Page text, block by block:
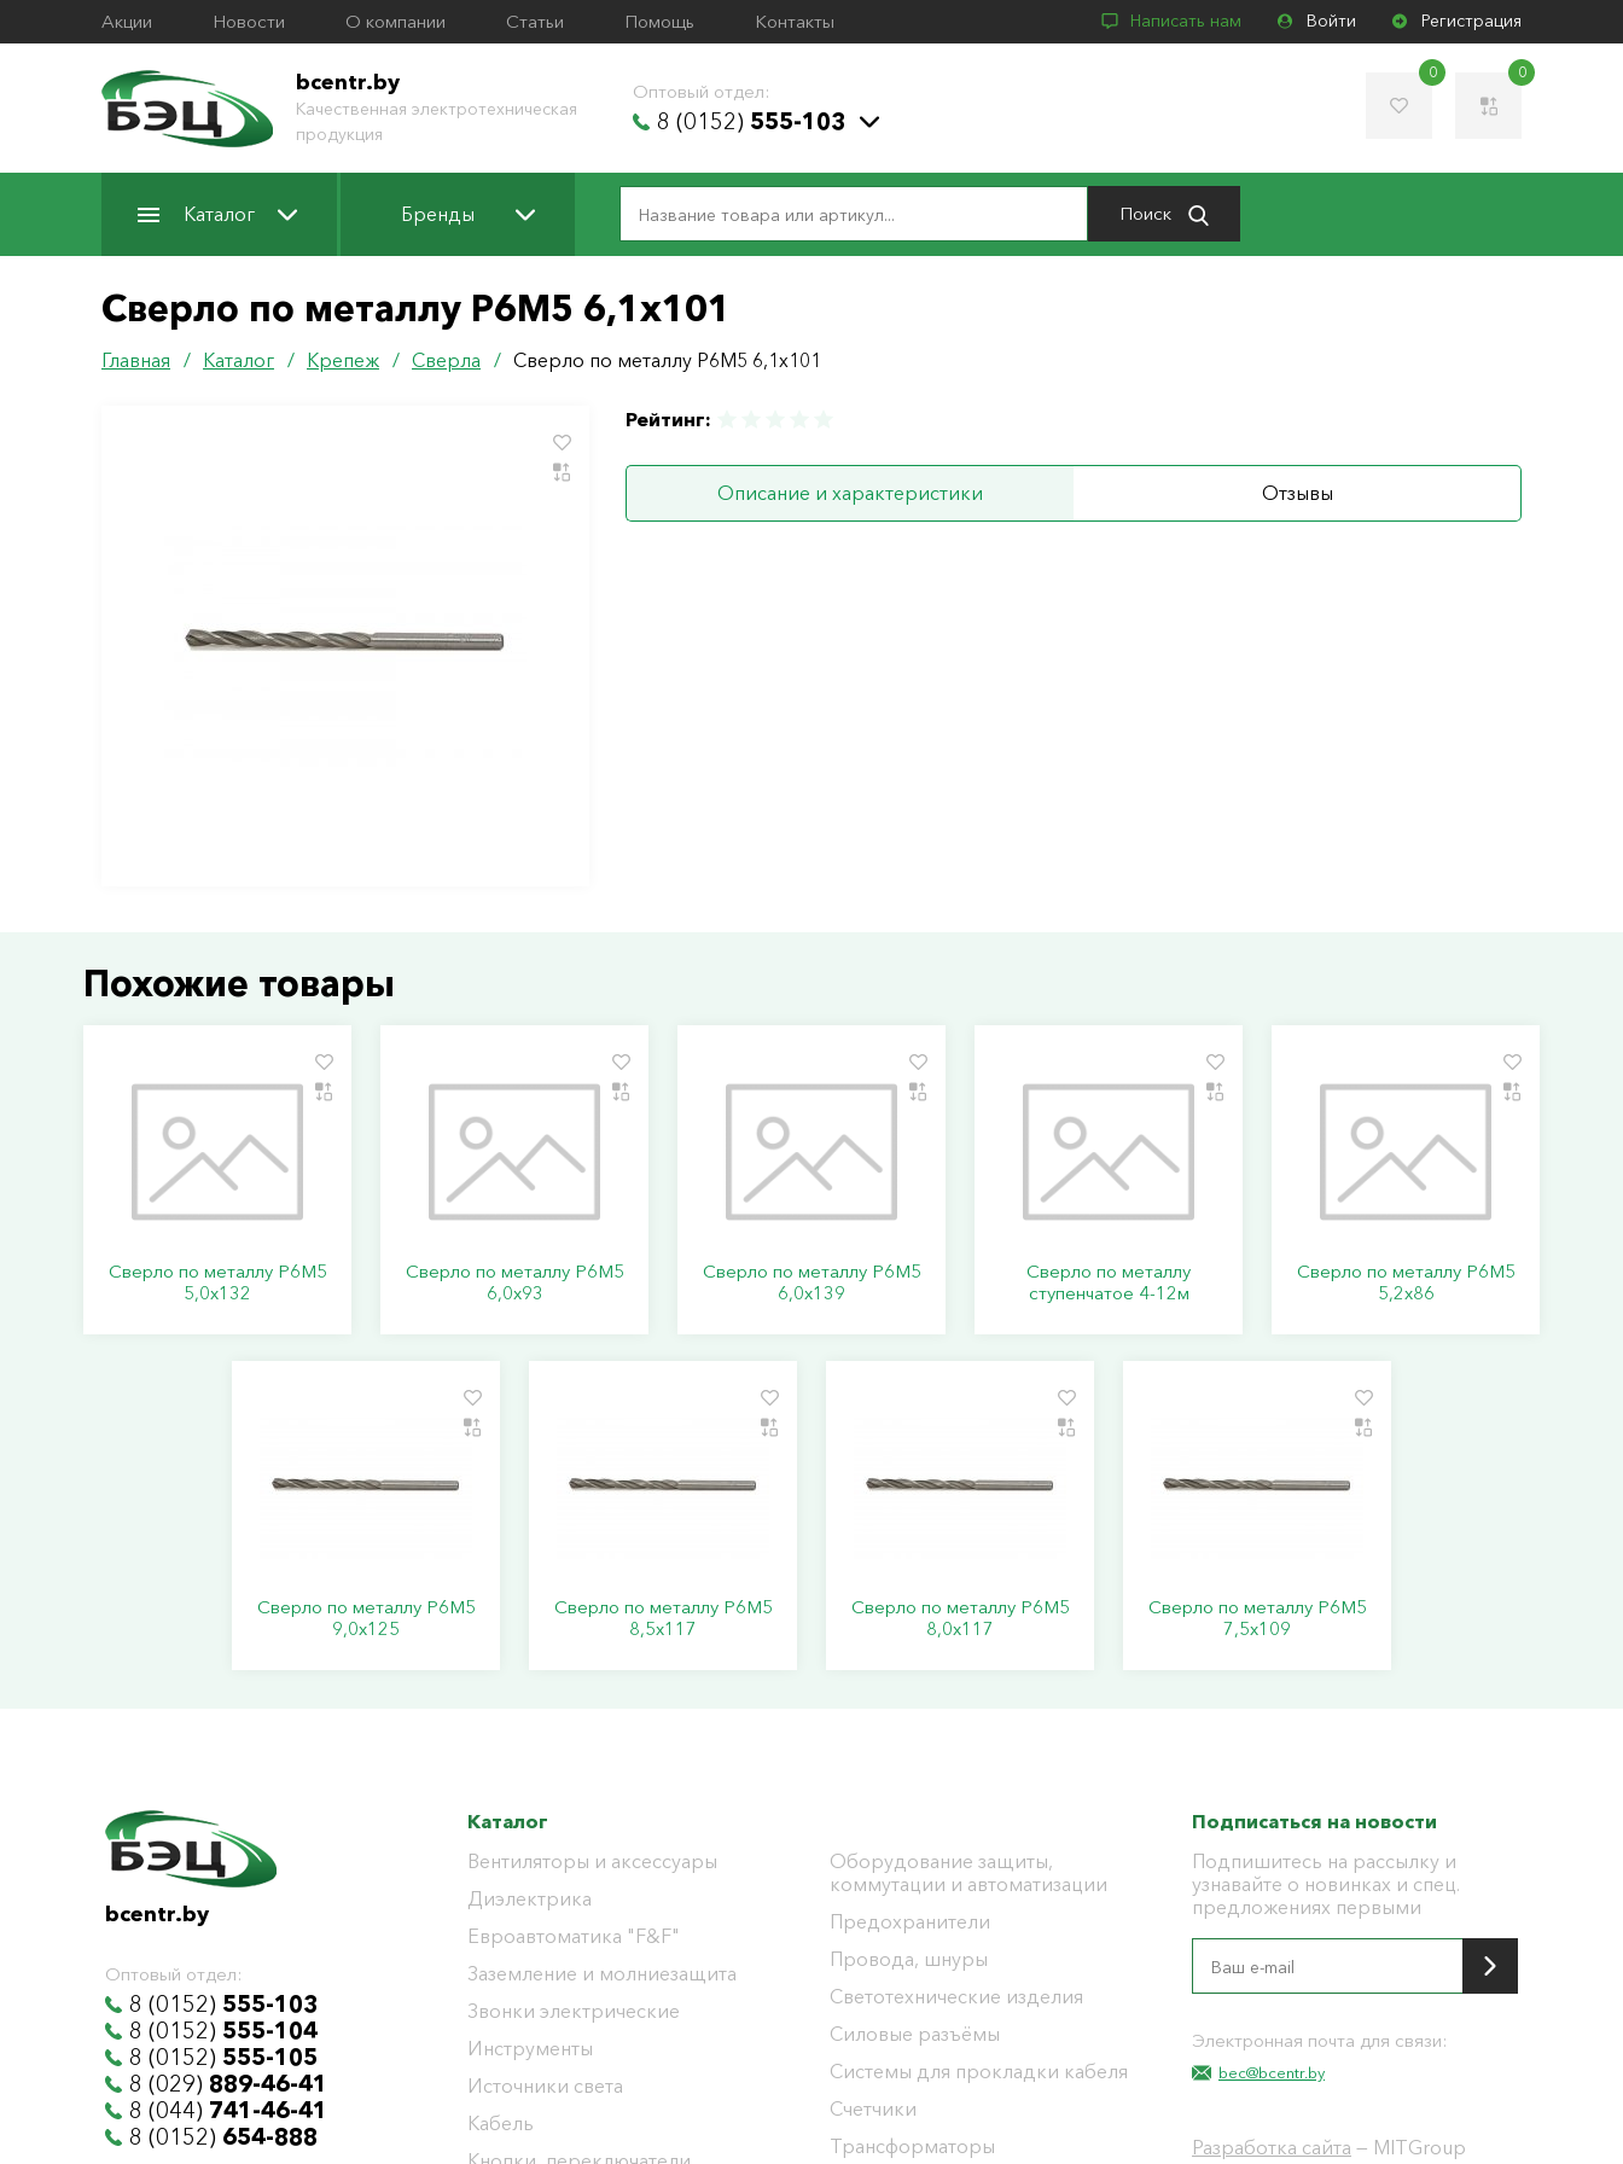
Акции Новости О компании Статьи Помощь Контакты Написать нам Войти Регистрация
bcentr.by
Качественная электротехническая
продукция
Оптовый отдел:
8 (0152) 555-103
0 0
Каталог Бренды Поиск
Сверло по металлу Р6М5 6,1х101
Главная / Каталог / Крепеж / Сверла / Сверло по металлу Р6М5 6,1х101
Рейтинг:
Описание и характеристики Отзывы
Похожие товары
Сверло по металлу Р6М5
5,0х132
Сверло по металлу Р6М5
6,0х93
Сверло по металлу Р6М5
6,0х139
Сверло по металлу
ступенчатое 4-12м
Сверло по металлу Р6М5
5,2х86
Сверло по металлу Р6М5
9,0х125
Сверло по металлу Р6М5
8,5х117
Сверло по металлу Р6М5
8,0х117
Сверло по металлу Р6М5
7,5х109
bcentr.by
Оптовый отдел:
8 (0152) 555-103
8 (0152) 555-104
8 (0152) 555-105
8 (029) 889-46-41
8 (044) 741-46-41
8 (0152) 654-888
Каталог
Вентиляторы и аксессуары
Диэлектрика
Евроавтоматика "F&F"
Заземление и молниезащита
Звонки электрические
Инструменты
Источники света
Кабель
Оборудование защиты,
коммутации и автоматизации
Предохранители
Провода, шнуры
Светотехнические изделия
Силовые разъёмы
Системы для прокладки кабеля
Счетчики
Трансформаторы
Подписаться на новости
Подпишитесь на рассылку и
узнавайте о новинках и спец.
предложениях первыми
Электронная почта для связи:
bec@bcentr.by
Разработка сайта — MITGroup